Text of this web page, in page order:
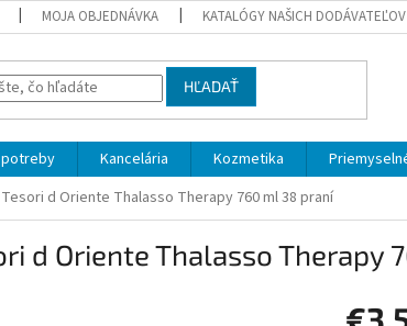
MOJA OBJEDNÁVKA KATALÓGY NAŠICH DODÁVATEĽOV
HĽADAŤ
Kancelária Kozmetika
d Oriente Thalasso Therapy 760 ml 38 praní
d Oriente Thalasso Therapy